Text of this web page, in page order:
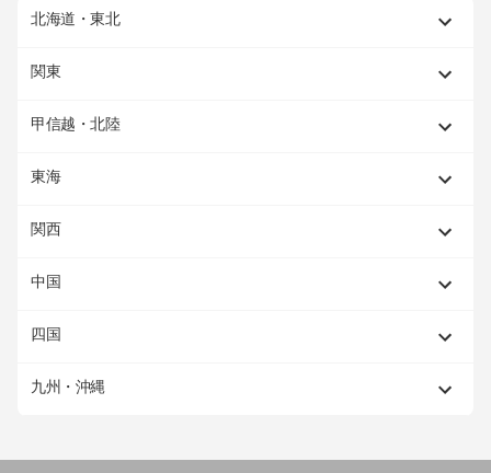
北海道・東北
関東
甲信越・北陸
東海
関西
中国
四国
九州・沖縄